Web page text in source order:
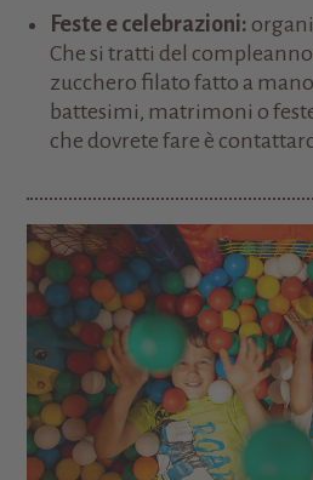
Feste e celebrazioni:
Che si tratti del
zucchero filato fatto a
battesimi, matrimoni o
che dovrete fare è